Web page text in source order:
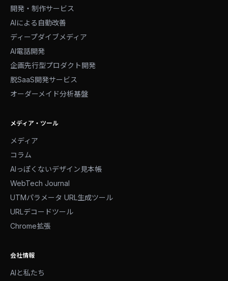
開発・制作サービス
AIによる自動改善
ディープダイブメディア
AI電話開発
企画先行型プロダクト開発
脱SaaS開発サービス
オーダーメイド分析基盤
メディア・ツール
メディア
コラム
AIっぽくないデザイン見本帳
WebTech Journal
UTMパラメータ URL生成ツール
URLデコードツール
Chrome拡張
会社情報
AIと私たち